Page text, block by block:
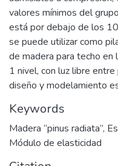
valores mínimos del
está por debajo de los
se puede utilizar como
de madera para techo en
1 nivel, con luz libre
diseño y modelamiento
Keywords
Madera “pinus radiata”,
Módulo de elasticidad